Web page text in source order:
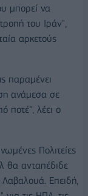
μπορεί να
του Ιράν",
αρκετούς
παραμένει
ανάμεσα σε
ποτέ", λέει ο
Πολιτείες
θα ανταπέδιδε
Λαβαλουά. Επειδή,